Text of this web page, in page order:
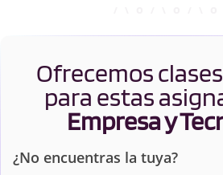
Ofrecemos
para estas
Empresa y
¿No encuentras la tuya?